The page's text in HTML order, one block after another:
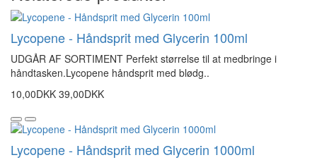
Lycopene - Håndsprit med Glycerin 100ml
UDGÅR AF SORTIMENT Perfekt størrelse til at medbringe i
håndtasken.Lycopene håndsprit med blødg..
10,00DKK 39,00DKK
Lycopene - Håndsprit med Glycerin 1000ml